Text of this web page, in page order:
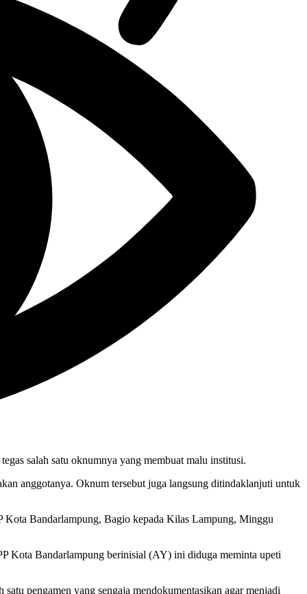
salah satu oknumnya yang membuat malu institusi.
anggotanya. Oknum tersebut juga langsung ditindaklanjuti untuk
Kota Bandarlampung, Bagio kepada Kilas Lampung, Minggu
Kota Bandarlampung berinisial (AY) ini diduga meminta upeti
pengamen yang sengaja mendokumentasikan agar menjadi